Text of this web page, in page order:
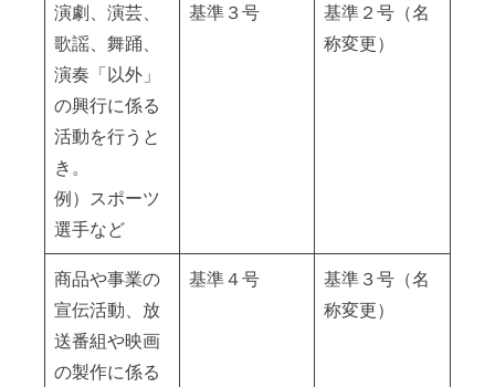
演劇、演芸、
歌謡、舞踊、
演奏「以外」
の興行に係る
活動を行うと
き。
例）スポーツ
選手など
基準３号
基準２号（名
称変更）
商品や事業の
宣伝活動、放
送番組や映画
の製作に係る
基準４号
基準３号（名
称変更）